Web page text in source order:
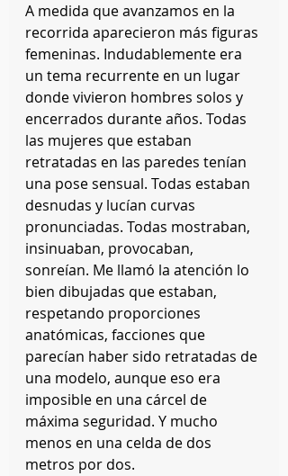
A medida que avanzamos en la
recorrida aparecieron más figuras
femeninas. Indudablemente era
un tema recurrente en un lugar
donde vivieron hombres solos y
encerrados durante años. Todas
las mujeres que estaban
retratadas en las paredes tenían
una pose sensual. Todas estaban
desnudas y lucían curvas
pronunciadas. Todas mostraban,
insinuaban, provocaban,
sonreían. Me llamó la atención lo
bien dibujadas que estaban,
respetando proporciones
anatómicas, facciones que
parecían haber sido retratadas de
una modelo, aunque eso era
imposible en una cárcel de
máxima seguridad. Y mucho
menos en una celda de dos
metros por dos.